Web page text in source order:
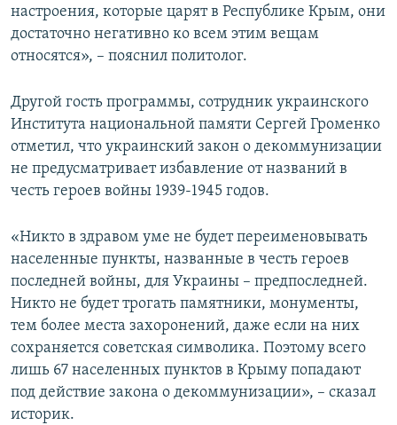
настроения, которые царят в Республике Крым, они
достаточно негативно ко всем этим вещам
относятся», – пояснил политолог.
Другой гость программы, сотрудник украинского
Института национальной памяти Сергей Громенко
отметил, что украинский закон о декоммунизации
не предусматривает избавление от названий в
честь героев войны 1939-1945 годов.
«Никто в здравом уме не будет переименовывать
населенные пункты, названные в честь героев
последней войны, для Украины – предпоследней.
Никто не будет трогать памятники, монументы,
тем более места захоронений, даже если на них
сохраняется советская символика. Поэтому всего
лишь 67 населенных пунктов в Крыму попадают
под действие закона о декоммунизации», – сказал
историк.